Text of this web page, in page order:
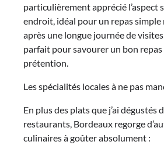
particulièrement apprécié l’aspect
endroit, idéal pour un repas simple
après une longue journée de
parfait pour savourer un bon
prétention.
Les spécialités locales à ne pas
En plus des plats que j’ai dégustés
restaurants, Bordeaux regorge
culinaires à goûter absolument :